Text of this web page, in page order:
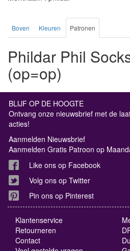
Boven Kleuren Patronen
Phildar Phil
(op=op)
BLIJF OP DE HOOGTE
Ontvang onze nieuwsbrief met de
acties!
Aanmelden Nieuwsbrief
Aanmelden Gratis Patroon op
Like ons op Facebook
Volg ons op Twitter
Pin ons op Pinterest
Klantenservice
Retourneren
Contact